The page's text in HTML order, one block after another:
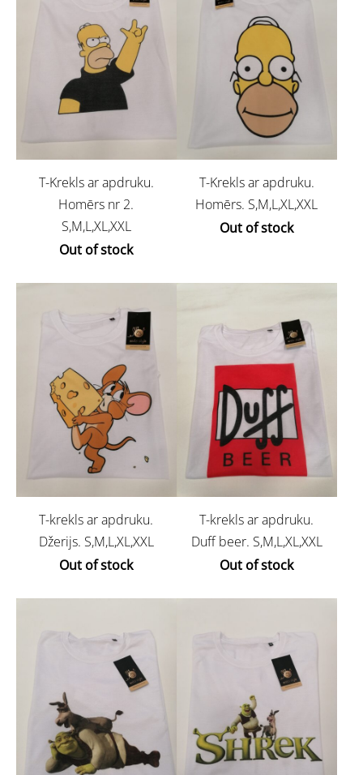
T-Krekls ar apdruku.
Homērs nr 2.
S,M,L,XL,XXL
Out of stock
T-Krekls ar apdruku.
Homērs. S,M,L,XL,XXL
Out of stock
T-krekls ar apdruku.
Džerijs. S,M,L,XL,XXL
Out of stock
T-krekls ar apdruku.
Duff beer. S,M,L,XL,XXL
Out of stock